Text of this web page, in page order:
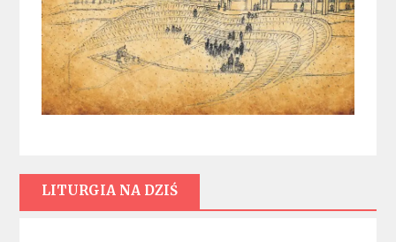
LITURGIA NA DZIŚ